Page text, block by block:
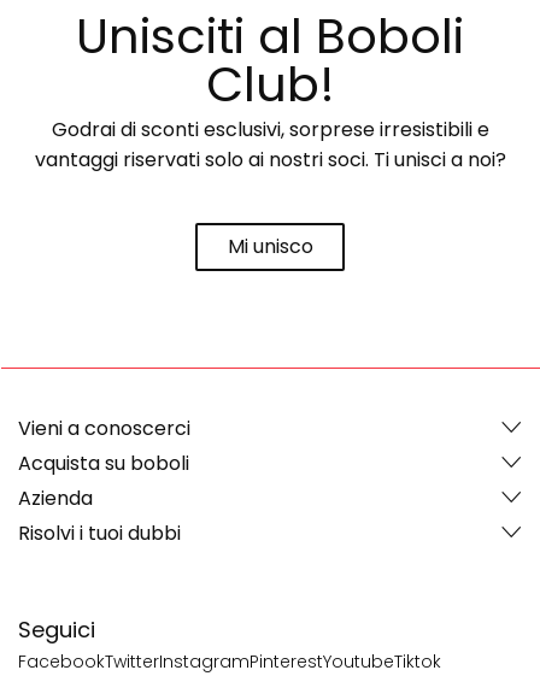
Unisciti al Boboli
Club!
Godrai di sconti esclusivi, sorprese irresistibili e
vantaggi riservati solo ai nostri soci. Ti unisci a noi?
Mi unisco
Seguici
FacebookTwitterInstagramPinterestYoutubeTiktok
Vieni a conoscerci
Acquista su boboli
Azienda
Risolvi i tuoi dubbi